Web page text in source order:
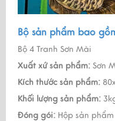
Bộ sản phẩm bao
Bộ 4 Tranh Sơn Mài
Xuất xứ sản phẩm: Sơn
Kích thước sản phẩm:
Khối lượng sản phẩm:
Đóng gói: Hộp sản phẩm